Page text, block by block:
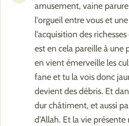
amusement, vaine
l'orgueil entre vous et
l'acquisition des
est en cela pareille à une
en vient émerveille les
fane et tu la vois donc
devient des débris. Et
dur châtiment, et aussi
d'Allah. Et la vie présente